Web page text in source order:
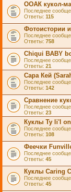
ООАК кукол-
Последнее
Ответы: 115
Фотоистории
Последнее
Ответы: 758
Chiqui BABY
Последнее
Ответы: 21
Сара Кей
Последнее
Ответы: 142
Сравнение
Последнее
Ответы: 23
Куклы Ty li'l
Последнее
Ответы: 108
Феечки
Последнее
Ответы: 45
Куклы Caring
Последнее
Ответы: 45